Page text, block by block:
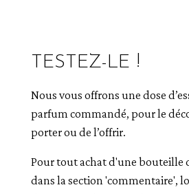
TESTEZ-LE !
Nous vous offrons une dose
parfum commandé, pour le
porter ou de l’offrir.
Pour tout achat d'une bouteille
dans la section 'commentaire',